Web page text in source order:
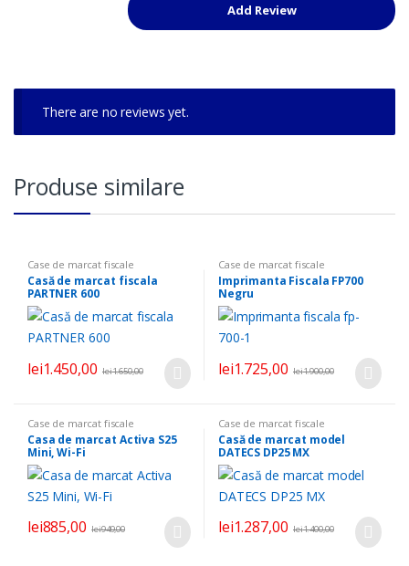
There are no reviews yet.
Produse similare
Case de marcat fiscale
Casă de marcat fiscala
PARTNER 600
lei1.450,00 lei1.650,00
Case de marcat fiscale
Imprimanta Fiscala FP700
Negru
lei1.725,00 lei1.900,00
Case de marcat fiscale
Casa de marcat Activa S25
Mini, Wi-Fi
lei885,00 lei949,00
Case de marcat fiscale
Casă de marcat model
DATECS DP25 MX
lei1.287,00 lei1.400,00